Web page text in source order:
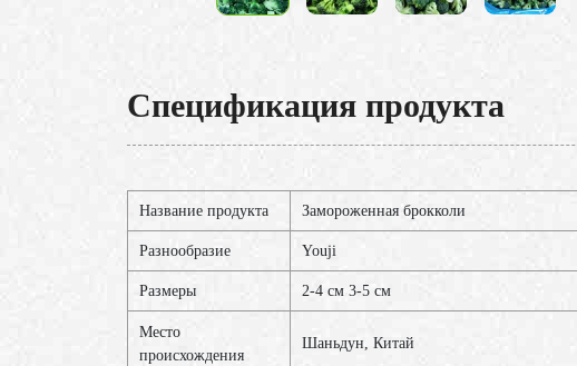
Спецификация продукта
Название продукта Замороженная брокколи
Разнообразие Youji
Размеры 2-4 см 3-5 см
Место
происхождения
Шаньдун, Китай